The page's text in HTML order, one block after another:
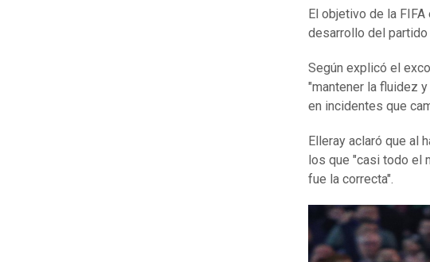
El objetivo de la
desarrollo del partido
Según explicó el
"mantener la fluidez
en incidentes que
Elleray aclaró que al
los que "casi todo el
fue la correcta".